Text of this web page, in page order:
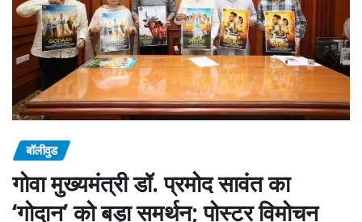
बॉलीवुड
गोवा मुख्यमंत्री डॉ. प्रमोद सावंत का
‘गोदान’ को बड़ा समर्थन; पोस्टर विमोचन